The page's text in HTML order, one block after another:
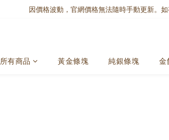
因價格波動，官網價格無法隨時手動更新。
所有商品 黃金條塊 純銀條塊 金